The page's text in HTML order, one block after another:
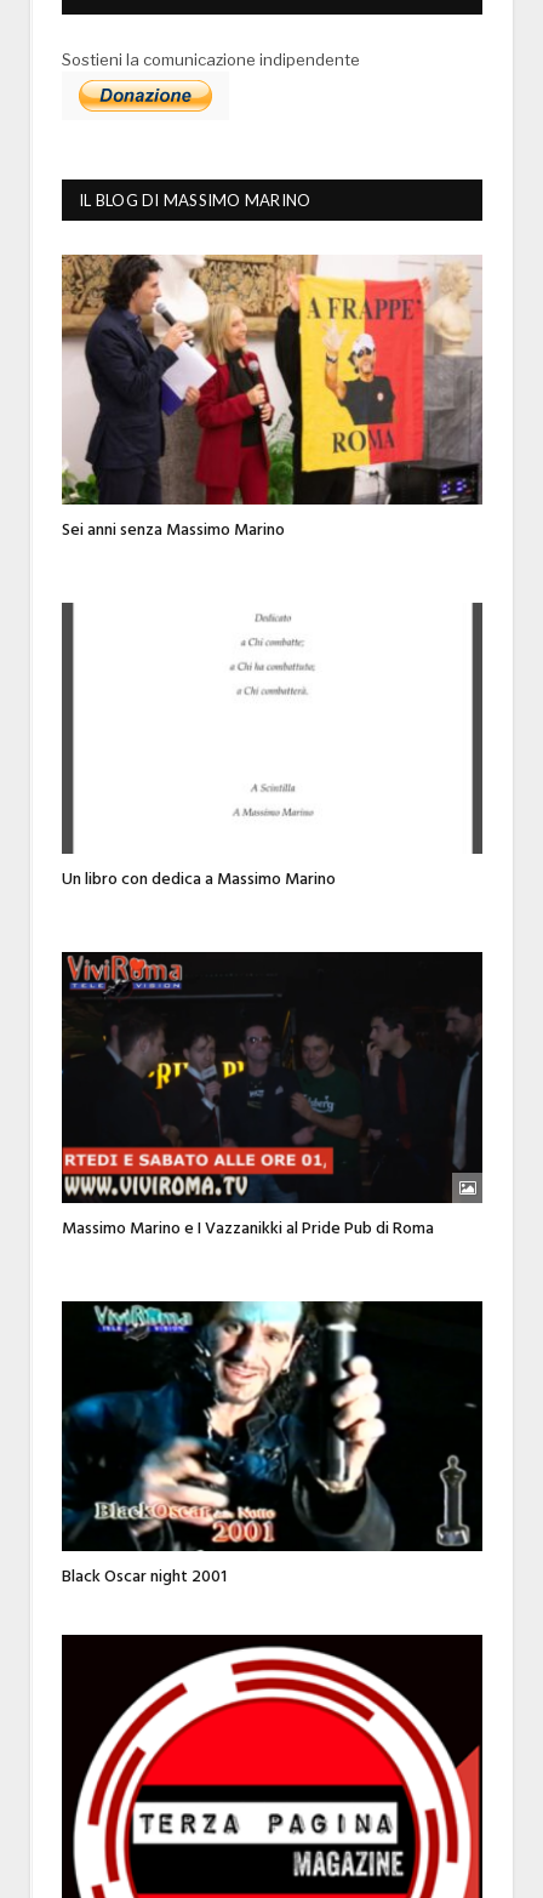
Sostieni la comunicazione indipendente
IL BLOG DI MASSIMO MARINO
Sei anni senza Massimo Marino
Un libro con dedica a Massimo Marino
Massimo Marino e I Vazzanikki al Pride Pub di Roma
Black Oscar night 2001